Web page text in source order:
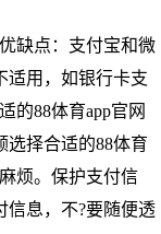
缺点：支付宝和微
适用，如银行卡支
的88体育app官网
选择合适的88体育
烦。保护支付信
信息，不?要随便透